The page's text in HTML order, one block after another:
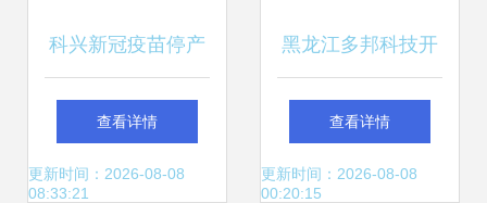
科兴新冠疫苗停产
背景下，民众如何
接种新毒株疫苗及
查看详情
更新时间：2026-08-08
08:33:21
黑龙江多邦科技开
发 技术咨询服务引
领企业创新转型
查看详情
更新时间：2026-08-08
00:20:15